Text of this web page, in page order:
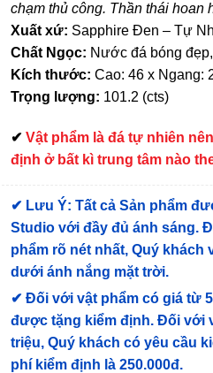
chạm thủ công. Thần thái hoan
Xuất xứ: Sapphire Đen – Tự
Chất Ngọc: Nước đá bóng
Kích thước: Cao: 46 x Ngang:
Trọng lượng: 101.2 (cts)
✔ Vật phẩm là đá tự nhiên
định ở bất kì trung tâm nào
✔ Lưu Ý: Tất cả Sản phẩm
Studio với đầy đủ ánh sáng.
phẩm rõ nét nhất, Quý khách
dưới ánh nắng mặt trời.
✔ Đối với vật phẩm có giá từ
được tặng kiểm định. Đối với
triệu, Quý khách có yêu cầu
phí kiểm định là 250.000đ.